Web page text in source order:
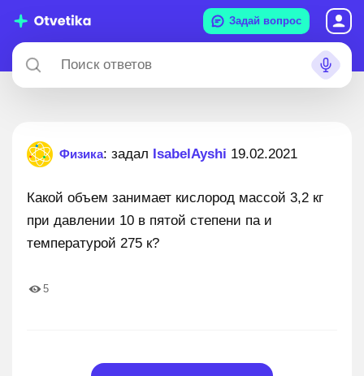
Задай вопрос
Физика: задал IsabelAyshi 19.02.2021
Какой объем занимает кислород массой 3,2 кг
при давлении 10 в пятой степени па и
температурой 275 к?
5